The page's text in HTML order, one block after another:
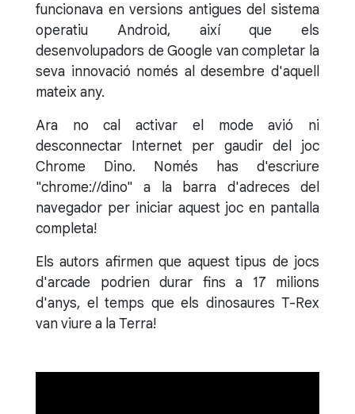
funcionava en versions antigues del sistema
operatiu Android, així que els
desenvolupadors de Google van completar la
seva innovació només al desembre d'aquell
mateix any.
Ara no cal activar el mode avió ni
desconnectar Internet per gaudir del joc
Chrome Dino. Només has d'escriure
"chrome://dino" a la barra d'adreces del
navegador per iniciar aquest joc en pantalla
completa!
Els autors afirmen que aquest tipus de jocs
d'arcade podrien durar fins a 17 milions
d'anys, el temps que els dinosaures T-Rex
van viure a la Terra!